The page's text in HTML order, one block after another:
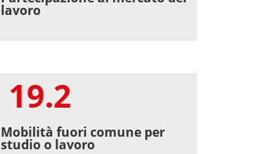
lavoro
19.2
Mobilità fuori comune per
studio o lavoro